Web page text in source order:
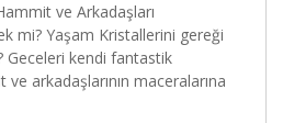
ve Arkadaşları
mi? Yaşam Kristallerini gereği
Geceleri kendi fantastik
arkadaşlarının maceralarına